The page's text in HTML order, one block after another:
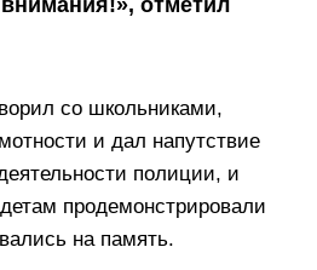
со школьниками,
и дал напутствие
полиции, и
продемонстрировали
на память.